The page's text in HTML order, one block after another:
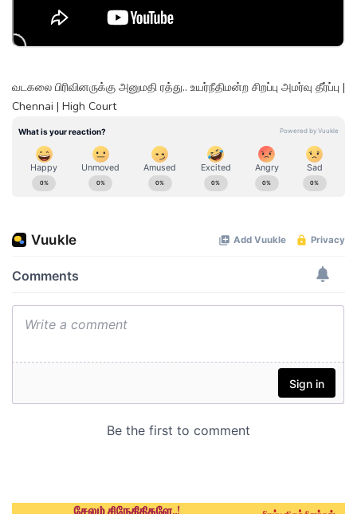
வடகலை பிரிவினருக்கு அனுமதி ரத்து.. உயர்நீதிமன்ற சிறப்பு அமர்வு தீர்ப்பு |
Chennai | High Court